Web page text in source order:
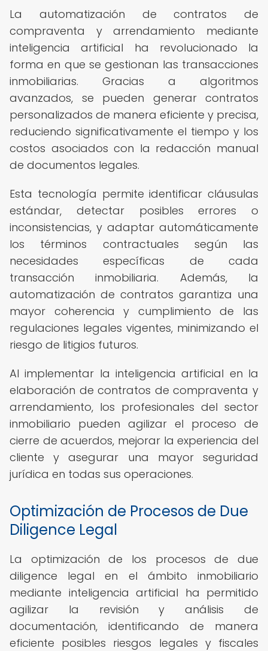
La automatización de contratos de
compraventa y arrendamiento mediante
inteligencia artificial ha revolucionado la
forma en que se gestionan las transacciones
inmobiliarias. Gracias a algoritmos
avanzados, se pueden generar contratos
personalizados de manera eficiente y precisa,
reduciendo significativamente el tiempo y los
costos asociados con la redacción manual
de documentos legales.
Esta tecnología permite identificar cláusulas
estándar, detectar posibles errores o
inconsistencias, y adaptar automáticamente
los términos contractuales según las
necesidades específicas de cada
transacción inmobiliaria. Además, la
automatización de contratos garantiza una
mayor coherencia y cumplimiento de las
regulaciones legales vigentes, minimizando el
riesgo de litigios futuros.
Al implementar la inteligencia artificial en la
elaboración de contratos de compraventa y
arrendamiento, los profesionales del sector
inmobiliario pueden agilizar el proceso de
cierre de acuerdos, mejorar la experiencia del
cliente y asegurar una mayor seguridad
jurídica en todas sus operaciones.
Optimización de Procesos de Due
Diligence Legal
La optimización de los procesos de due
diligence legal en el ámbito inmobiliario
mediante inteligencia artificial ha permitido
agilizar la revisión y análisis de
documentación, identificando de manera
eficiente posibles riesgos legales y fiscales